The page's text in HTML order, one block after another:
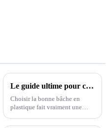
Le guide ultime pour choisir la bâche en plastique adaptée à vos besoins
Choisir la bonne bâche en
plastique fait vraiment une
durabilité et l'efficacité de vos